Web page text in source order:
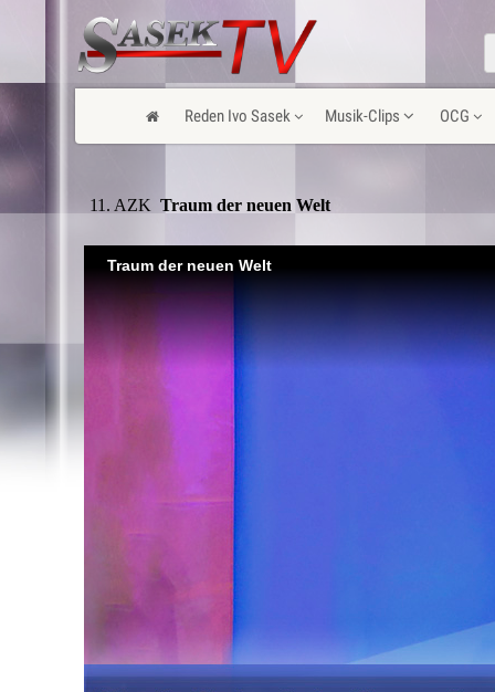
Reden Ivo Sasek Musik-Clips OCG
11. AZK  Traum der neuen Welt
Traum der neuen Welt